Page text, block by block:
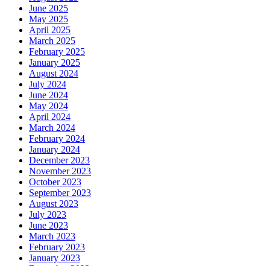
June 2025
May 2025
April 2025
March 2025
February 2025
January 2025
August 2024
July 2024
June 2024
May 2024
April 2024
March 2024
February 2024
January 2024
December 2023
November 2023
October 2023
September 2023
August 2023
July 2023
June 2023
March 2023
February 2023
January 2023